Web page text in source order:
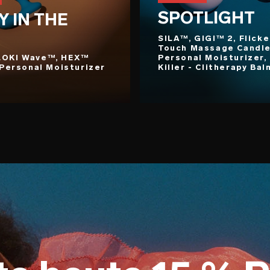
IN THE
Wave™, HEX™
Moisturizer
SPOTLIGHT
SILA™, GIGI™ 2,
Touch Massage
Personal Moisturizer,
Killer - Clitherapy